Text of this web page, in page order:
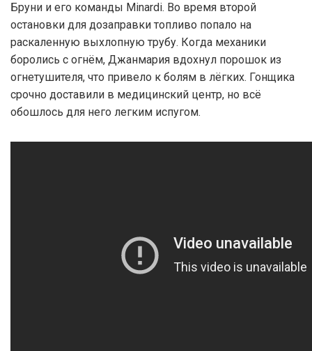
Бруни и его команды Minardi. Во время второй
остановки для дозаправки топливо попало на
раскаленную выхлопную трубу. Когда механики
боролись с огнём, Джанмария вдохнул порошок из
огнетушителя, что привело к болям в лёгких. Гонщика
срочно доставили в медицинский центр, но всё
обошлось для него легким испугом.